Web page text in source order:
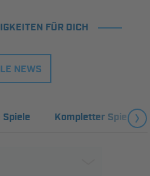
FÜR DICH
NEWS
Kompletter Spielplan